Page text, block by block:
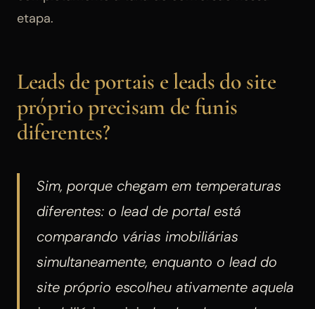
etapa.
Leads de portais e leads do site
próprio precisam de funis
diferentes?
Sim, porque chegam em temperaturas
diferentes: o lead de portal está
comparando várias imobiliárias
simultaneamente, enquanto o lead do
site próprio escolheu ativamente aquela